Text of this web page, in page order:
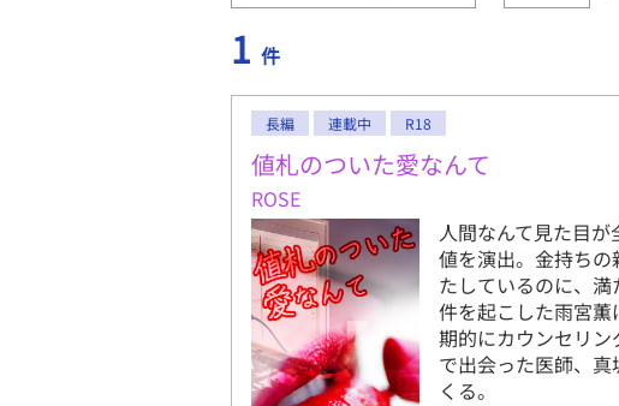
1 件
長編 連載中 R18
値札のついた愛なんて
ROSE
人間なんて見た目
値を演出。金持ち
たしているのに、
件を起こした雨宮
期的にカウンセリ
で出会った医師、
くる。